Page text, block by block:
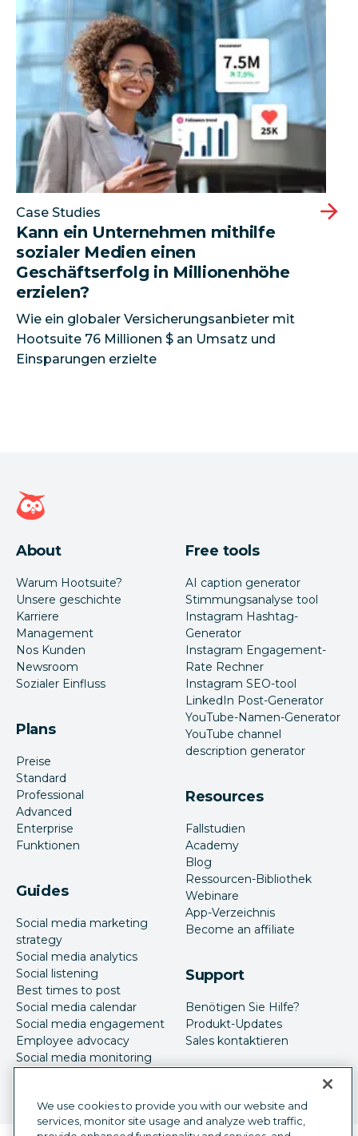
Kann ein Unternehmen mithilfe sozialer Medien
Case Studies
Kann ein Unternehmen mithilfe
sozialer Medien einen
Geschäftserfolg in Millionenhöhe
erzielen?
Wie ein globaler Versicherungsanbieter mit
Hootsuite 76 Millionen $ an Umsatz und
Einsparungen erzielte
Hootsuite Homepage
About
Warum Hootsuite?
Unsere geschichte
Karriere
Management
Nos Kunden
Newsroom
Sozialer Einfluss
Plans
Preise
Standard
Professional
Advanced
Enterprise
Funktionen
Guides
Social media marketing
strategy
Social media analytics
Social listening
Best times to post
Social media calendar
Social media engagement
Employee advocacy
Social media monitoring
Free tools
AI caption generator
Stimmungsanalyse tool
Instagram Hashtag-
Generator
Instagram Engagement-
Rate Rechner
Instagram SEO-tool
LinkedIn Post-Generator
YouTube-Namen-Generator
YouTube channel
description generator
Resources
Fallstudien
Academy
Blog
Ressourcen-Bibliothek
Webinare
App-Verzeichnis
Become an affiliate
Support
Benötigen Sie Hilfe?
Produkt-Updates
Sales kontaktieren
We use cookies to provide you with our website and
services, monitor site usage and analyze web traffic,